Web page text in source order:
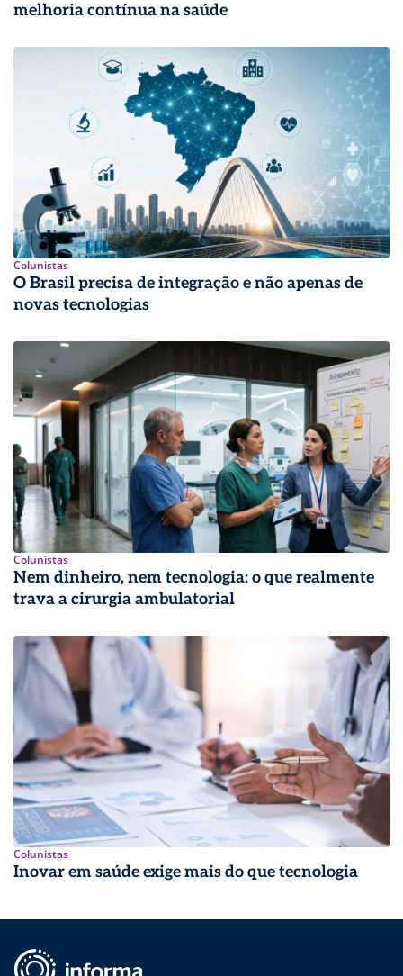
melhoria contínua na saúde
Colunistas
O Brasil precisa de integração e não apenas de
novas tecnologias
Colunistas
Nem dinheiro, nem tecnologia: o que realmente
trava a cirurgia ambulatorial
Colunistas
Inovar em saúde exige mais do que tecnologia